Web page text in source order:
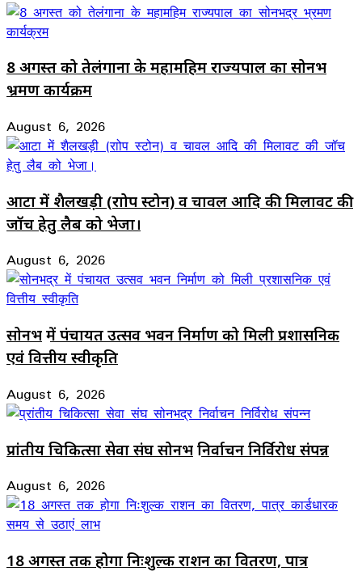
8 अगस्त को तेलंगाना के महामहिम राज्यपाल का सोनभद्र
भ्रमण कार्यक्रम
August 6, 2026
आटा में शैलखड़ी (राोप स्टोन) व चावल आदि की मिलावट की
जॉच हेतु लैब को भेजा।
August 6, 2026
सोनभद्र में पंचायत उत्सव भवन निर्माण को मिली प्रशासनिक
एवं वित्तीय स्वीकृति
August 6, 2026
प्रांतीय चिकित्सा सेवा संघ सोनभद्र निर्वाचन निर्विरोध संपन्न
August 6, 2026
18 अगस्त तक होगा निःशुल्क राशन का वितरण, पात्र